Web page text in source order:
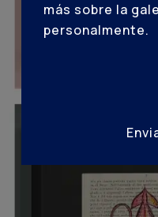
más sobre la
personalmente.